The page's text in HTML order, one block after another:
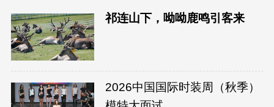
祁连山下，呦呦鹿鸣引客来
2026中国国际时装周（秋季）